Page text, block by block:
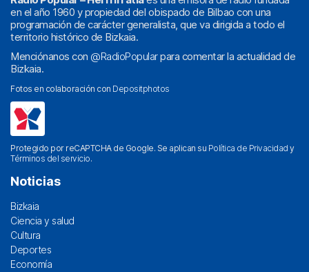
en el año 1960 y propiedad del obispado de Bilbao con una
programación de carácter generalista, que va dirigida a todo el
territorio histórico de Bizkaia.
Menciónanos con @RadioPopularpara comentar la actualidad de
Bizkaia.
Fotos en colaboración con Depositphotos
Protegido por reCAPTCHA de Google. Se aplican su Política de Privacidad y
Términos del servicio.
Noticias
Bizkaia
Ciencia y salud
Cultura
Deportes
Economía